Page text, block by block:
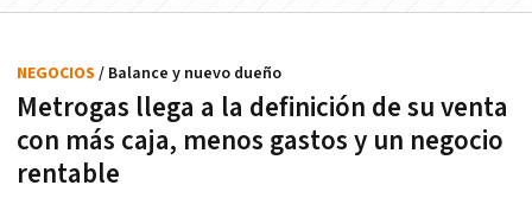
Metrogas llega a la definición de su venta
con más caja, menos gastos y un negocio
rentable
NEGOCIOS / Balance y nuevo dueño